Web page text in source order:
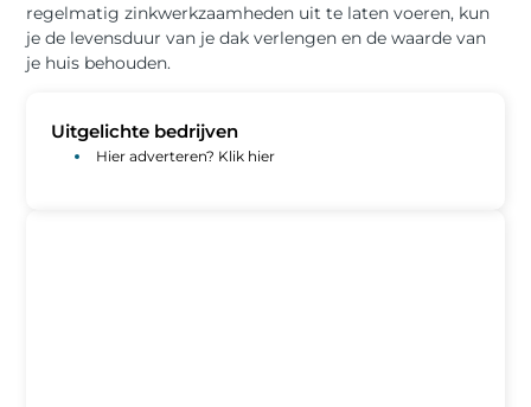
regelmatig zinkwerkzaamheden uit te laten voeren, kun
je de levensduur van je dak verlengen en de waarde van
je huis behouden.
Uitgelichte bedrijven
Hier adverteren? Klik hier